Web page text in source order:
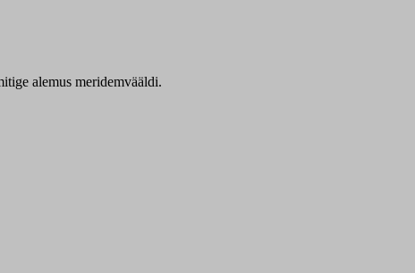
alemus meridemvääldi.